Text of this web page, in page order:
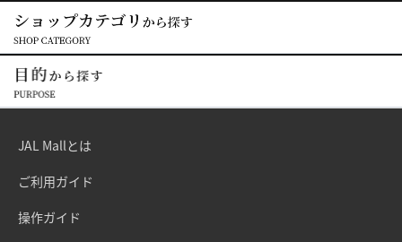
JAL Mallとは
ご利用ガイド
操作ガイド